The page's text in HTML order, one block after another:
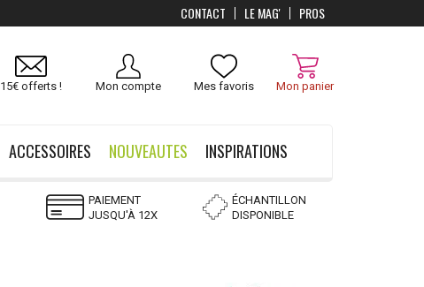
Mon panier
Mes favoris
Mon compte
15€ offerts !
ACCESSOIRES NOUVEAUTES INSPIRATIONS
PAIEMENT
JUSQU'À 12X
ÉCHANTILLON
DISPONIBLE
PROS
LE MAG'
CONTACT
OFFERTSdès 100 €